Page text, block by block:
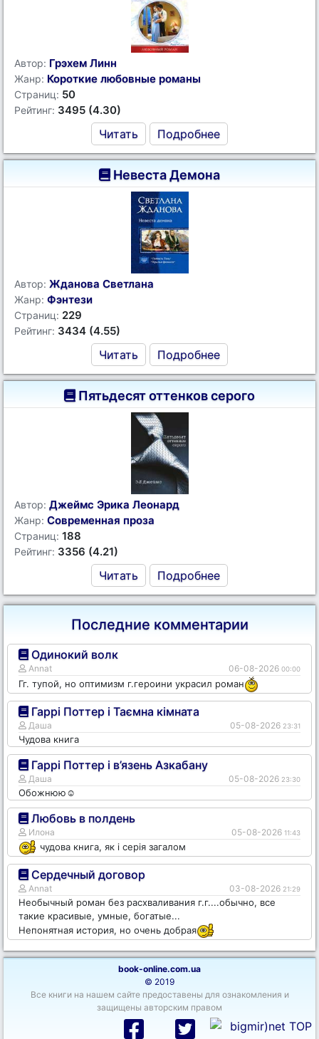
Автор: Грэхем Линн
Жанр: Короткие любовные романы
Страниц: 50
Рейтинг: 3495 (4.30)
Читать Подробнее
Невеста Демона
Автор: Жданова Светлана
Жанр: Фэнтези
Страниц: 229
Рейтинг: 3434 (4.55)
Читать Подробнее
Пятьдесят оттенков серого
Автор: Джеймс Эрика Леонард
Жанр: Современная проза
Страниц: 188
Рейтинг: 3356 (4.21)
Читать Подробнее
Последние комментарии
Одинокий волк
Annat 06-08-2026 00:00
Гг. тупой, но оптимизм г.героини украсил роман
Гаррі Поттер і Таємна кімната
Даша 05-08-2026 23:31
Чудова книга
Гаррі Поттер і в’язень Азкабану
Даша 05-08-2026 23:30
Обожнюю☺️
Любовь в полдень
Илона 05-08-2026 11:43
чудова книга, як і серія загалом
Сердечный договор
Annat 03-08-2026 21:29
Необычный роман без расхваливания г.г....обычно, все
такие красивые, умные, богатые...
Непонятная история, но очень добрая
book-online.com.ua
© 2019
Все книги на нашем сайте предоставены для ознакомления и
защищены авторским правом